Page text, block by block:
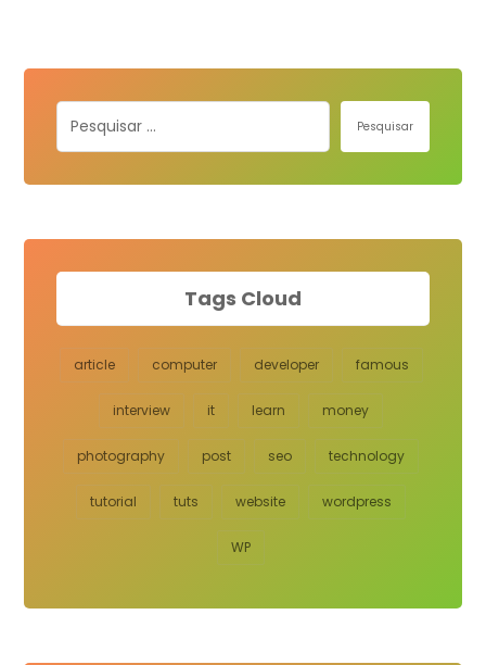
Pesquisar
Tags Cloud
article computer developer famous
interview it learn money
photography post seo technology
tutorial tuts website wordpress
WP